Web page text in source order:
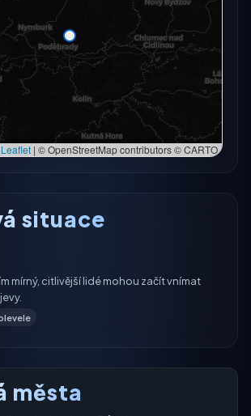
Otevřít v plné mapě
Otevřít v plné mapě →
Leaflet | © OpenStreetMap contributors © CARTO
situace
mírný, citlivější lidé mohou začít vnímat
města